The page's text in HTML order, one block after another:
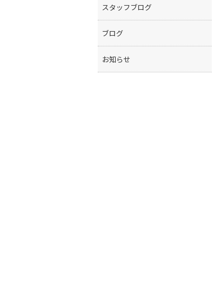
スタッフブログ
ブログ
お知らせ